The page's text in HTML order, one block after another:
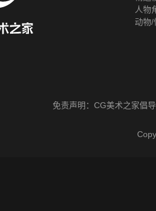
人物
动物/
免责声明： CG美术之家倡